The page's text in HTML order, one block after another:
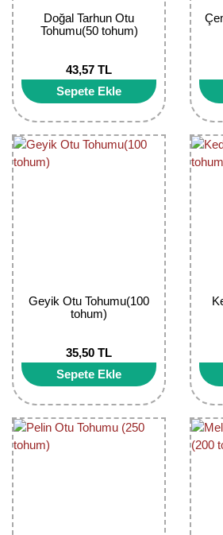
Doğal Tarhun Otu
Tohumu(50 tohum)
43,57 TL
Sepete Ekle
Geyik Otu Tohumu(100
tohum)
35,50 TL
Sepete Ekle
Narenciye Fidanları
Nektarin Fidanı
Papaya Fidanı
Üzüm Fidanı
Vişne Fidanı
Yaban Mersini Fidanı
Zeytin Fidanı